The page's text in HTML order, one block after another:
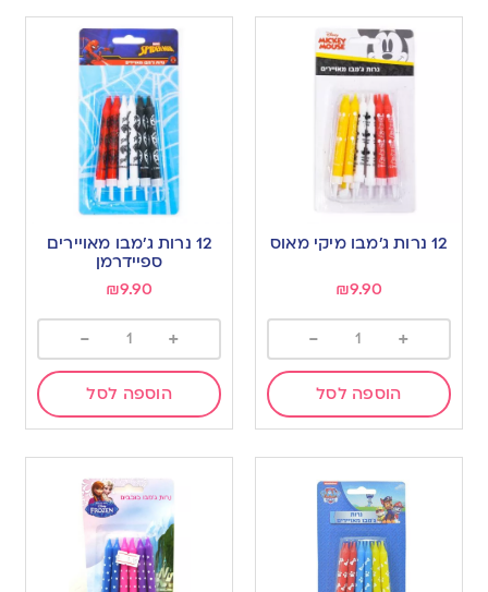
12 נרות ג’מבו מיקי מאוס
₪9.90
+
-
הוספה לסל
12 נרות ג’מבו מאויירים
ספיידרמן
₪9.90
+
-
הוספה לסל